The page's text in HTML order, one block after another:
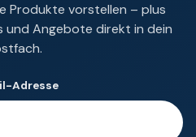
Produkte vorstellen – plus
und Angebote direkt in dein
Adresse